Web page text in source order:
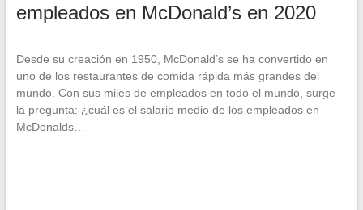
empleados en McDonald’s en 2020
Desde su creación en 1950, McDonald’s se ha convertido en
uno de los restaurantes de comida rápida más grandes del
mundo. Con sus miles de empleados en todo el mundo, surge
la pregunta: ¿cuál es el salario medio de los empleados en
McDonalds…